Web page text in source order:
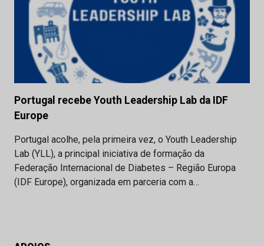
Portugal recebe Youth Leadership Lab da IDF
Europe
Portugal acolhe, pela primeira vez, o Youth Leadership
Lab (YLL), a principal iniciativa de formação da
Federação Internacional de Diabetes – Região Europa
(IDF Europe), organizada em parceria com a…